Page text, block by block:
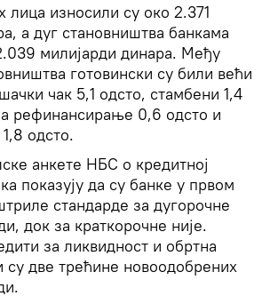
лица износили су око 2.371
а дуг становништва банкама
милијарди динара. Међу
готовински су били већи
чак 5,1 одсто, стамбени 1,4
рефинансирање 0,6 одсто и
одсто.
анкете НБС о кредитној
показују да су банке у првом
стандарде за дугорочне
док за краткорочне није.
за ликвидност и обртна
су две трећине новоодобрених